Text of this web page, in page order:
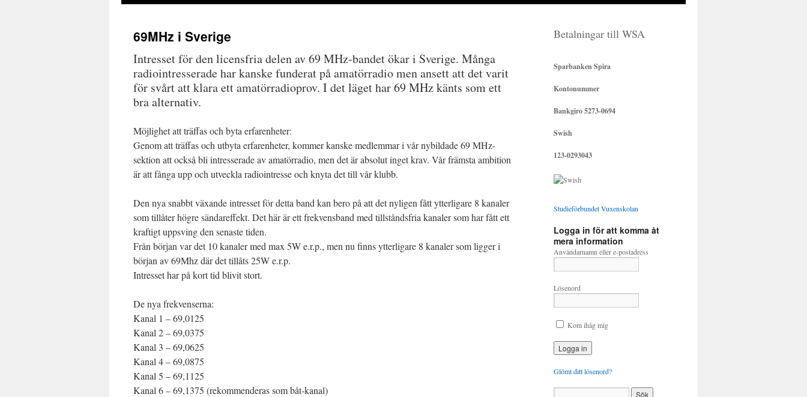
69MHz i Sverige
Intresset för den licensfria delen av 69 MHz-bandet ökar i Sverige. Många
radiointresserade har kanske funderat på amatörradio men ansett att det varit
för svårt att klara ett amatörradioprov. I det läget har 69 MHz känts som ett
bra alternativ.
Möjlighet att träffas och byta erfarenheter:
Genom att träffas och utbyta erfarenheter, kommer kanske medlemmar i vår nybildade 69 MHz-
sektion att också bli intresserade av amatörradio, men det är absolut inget krav. Vår främsta ambition
är att fånga upp och utveckla radiointresse och knyta det till vår klubb.
Den nya snabbt växande intresset för detta band kan bero på att det nyligen fått ytterligare 8 kanaler
som tillåter högre sändareffekt. Det här är ett frekvensband med tillståndsfria kanaler som har fått ett
kraftigt uppsving den senaste tiden.
Från början var det 10 kanaler med max 5W e.r.p., men nu finns ytterligare 8 kanaler som ligger i
början av 69Mhz där det tillåts 25W e.r.p.
Intresset har på kort tid blivit stort.
De nya frekvenserna:
Kanal 1 – 69,0125
Kanal 2 – 69,0375
Kanal 3 – 69,0625
Kanal 4 – 69,0875
Kanal 5 – 69,1125
Kanal 6 – 69,1375 (rekommenderas som båt-kanal)
Betalningar till WSA
Sparbanken Spira
Kontonummer
Bankgiro 5273-0694
Swish
123-0293043
Studieförbundet Vuxenskolan
Logga in för att komma åt
mera information
Användarnamn eller e-postadress
Lösenord
Kom ihåg mig
Glömt ditt lösenord?